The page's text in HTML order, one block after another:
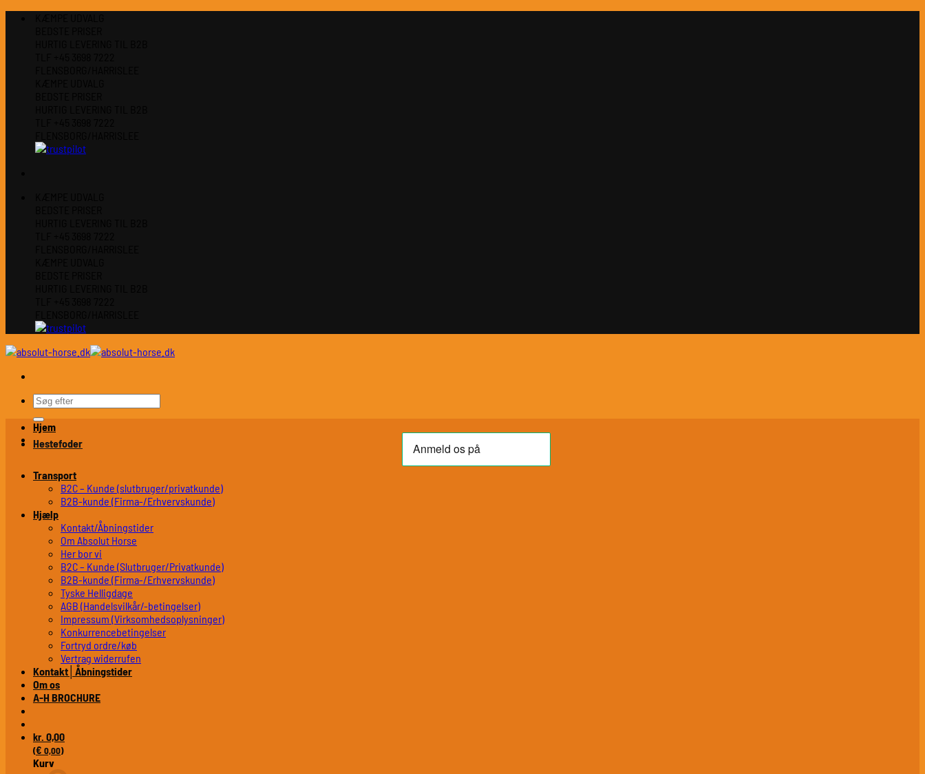
Søg
efter:
Transport
B2C – Kunde (slutbruger/privatkunde)
B2B-kunde (Firma-/Erhvervskunde)
Hjælp
Kontakt/Åbningstider
Om Absolut Horse
Her bor vi
B2C – Kunde (Slutbruger/Privatkunde)
B2B-kunde (Firma-/Erhvervskunde)
Tyske Helligdage
AGB (Handelsvilkår/-betingelser)
Impressum (Virksomhedsoplysninger)
Konkurrencebetingelser
Fortryd ordre/køb
Vertrag widerrufen
Kontakt│Åbningstider
Om os
A-H BROCHURE
kr. 0,00
(€ 0,00)
Kurv
Hjem
Hestefoder